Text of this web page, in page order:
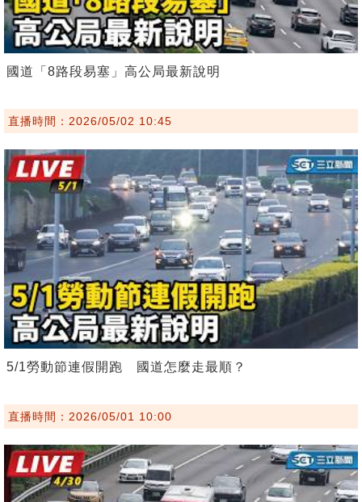
國道「8路段易塞」高公局最新說明
直播時間：2026/05/02 10:45
5/1勞動節連假開跑 國道怎麼走最順？
直播時間：2026/05/01 10:00